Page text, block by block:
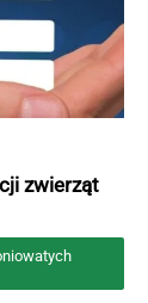
zwierząt